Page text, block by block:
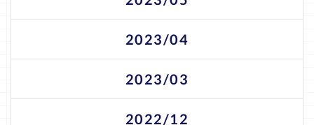
2023/04
2023/03
2022/12